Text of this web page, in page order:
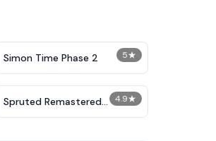
5★
Simon Time Phase 2
4.9★
Spruted Remastered
Alternative Phase 2